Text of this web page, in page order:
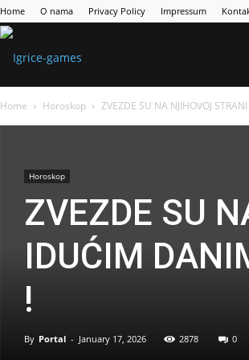
Home O nama Privacy Policy Impressum
Home Horoskop ZVEZDE SU NA NJIHOVOJ
Horoskop
ZVEZDE SU
IDUĆIM
!
By Portal - January 17, 2026 2878 0